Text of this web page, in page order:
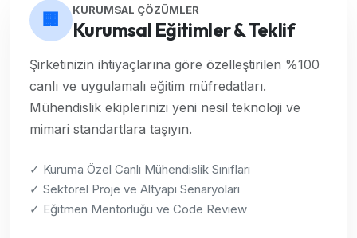
🏢 KURUMSAL ÇÖZÜMLER
Kurumsal Eğitimler & Teklif
Şirketinizin ihtiyaçlarına göre özelleştirilen %100
canlı ve uygulamalı eğitim müfredatları.
Mühendislik ekiplerinizi yeni nesil teknoloji ve
mimari standartlara taşıyın.
✓ Kuruma Özel Canlı Mühendislik Sınıfları
✓ Sektörel Proje ve Altyapı Senaryoları
✓ Eğitmen Mentorluğu ve Code Review